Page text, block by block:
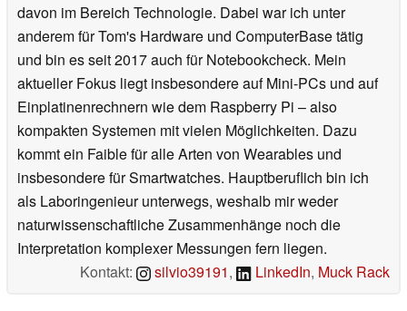
davon im Bereich Technologie. Dabei war ich unter
anderem für Tom's Hardware und ComputerBase tätig
und bin es seit 2017 auch für Notebookcheck. Mein
aktueller Fokus liegt insbesondere auf Mini-PCs und auf
Einplatinenrechnern wie dem Raspberry Pi – also
kompakten Systemen mit vielen Möglichkeiten. Dazu
kommt ein Faible für alle Arten von Wearables und
insbesondere für Smartwatches. Hauptberuflich bin ich
als Laboringenieur unterwegs, weshalb mir weder
naturwissenschaftliche Zusammenhänge noch die
Interpretation komplexer Messungen fern liegen.
Kontakt:
silvio39191, LinkedIn, Muck Rack